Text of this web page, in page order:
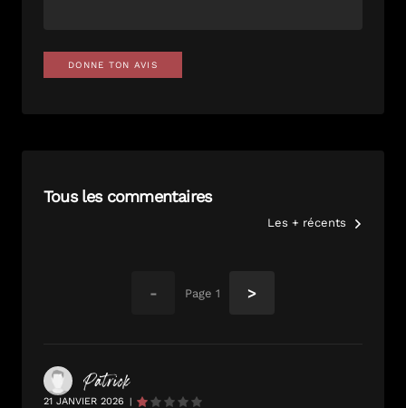
DONNE TON AVIS
Tous les commentaires
Les + récents
- Page 1 >
Patrick
21 JANVIER 2026 |